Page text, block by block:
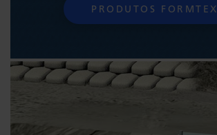
PRODUTOS FORMTEX